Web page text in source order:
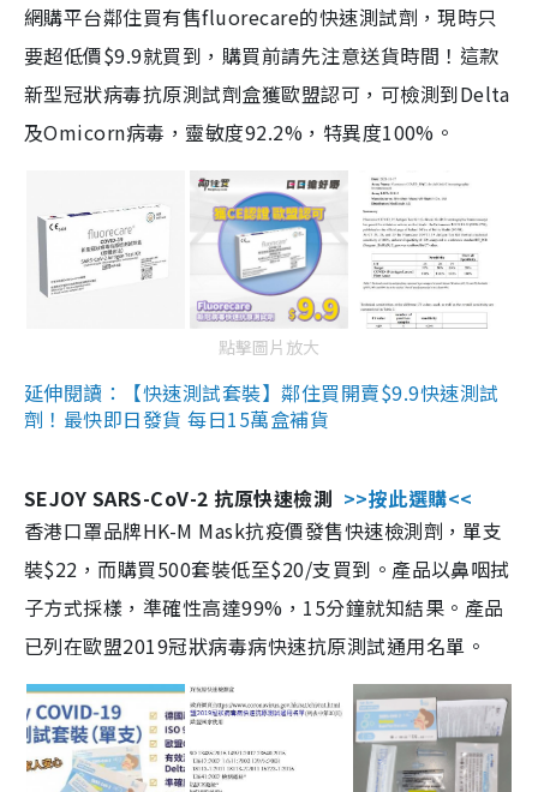
網購平台鄰住買有售fluorecare的快速測試劑，現時只
要超低價$9.9就買到，購買前請先注意送貨時間！這款
新型冠狀病毒抗原測試劑盒獲歐盟認可，可檢測到Delta
及Omicorn病毒，靈敏度92.2%，特異度100%。
點擊圖片放大
延伸閱讀：【快速測試套裝】鄰住買開賣$9.9快速測試
劑！最快即日發貨 每日15萬盒補貨
SEJOY SARS-CoV-2 抗原快速檢測 >>按此選購<<
香港口罩品牌HK-M Mask抗疫價發售快速檢測劑，單支
裝$22，而購買500套裝低至$20/支買到。產品以鼻咽拭
子方式採樣，準確性高達99%，15分鐘就知結果。產品
已列在歐盟2019冠狀病毒病快速抗原測試通用名單。